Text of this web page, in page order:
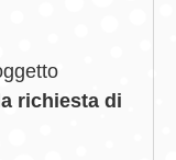
richiesta di